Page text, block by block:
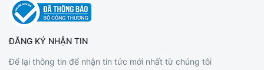
ĐĂNG KÝ NHẬN TIN
Để lại thông tin để nhận tin tức mới nhất từ chúng tôi